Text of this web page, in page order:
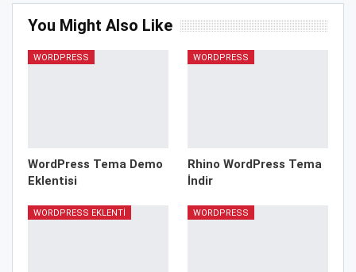
You Might Also Like
WORDPRESS
WordPress Tema Demo
Eklentisi
WORDPRESS
Rhino WordPress Tema
İndir
WORDPRESS EKLENTI WORDPRESS